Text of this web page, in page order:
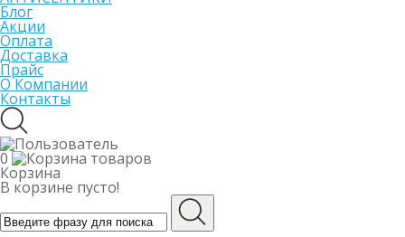
Блог
Акции
Оплата
Доставка
Прайс
О Компании
Контакты
0
Корзина
В корзине пусто!